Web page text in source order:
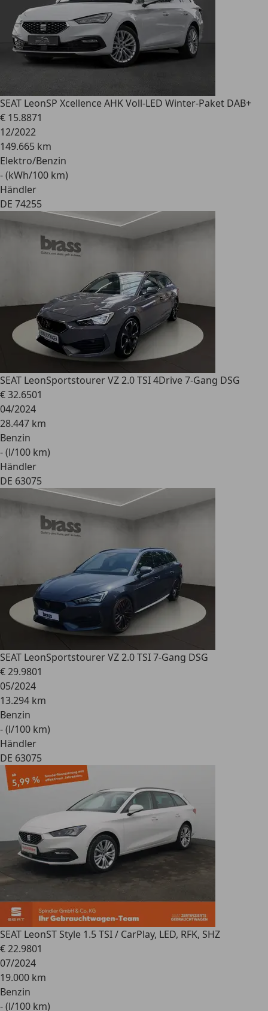
SEAT LeonSP Xcellence AHK Voll-LED Winter-Paket DAB+
€ 15.8871
12/2022
149.665 km
Elektro/Benzin
- (kWh/100 km)
Händler
DE 74255
SEAT LeonSportstourer VZ 2.0 TSI 4Drive 7-Gang DSG
€ 32.6501
04/2024
28.447 km
Benzin
- (l/100 km)
Händler
DE 63075
SEAT LeonSportstourer VZ 2.0 TSI 7-Gang DSG
€ 29.9801
05/2024
13.294 km
Benzin
- (l/100 km)
Händler
DE 63075
SEAT LeonST Style 1.5 TSI / CarPlay, LED, RFK, SHZ
€ 22.9801
07/2024
19.000 km
Benzin
- (l/100 km)